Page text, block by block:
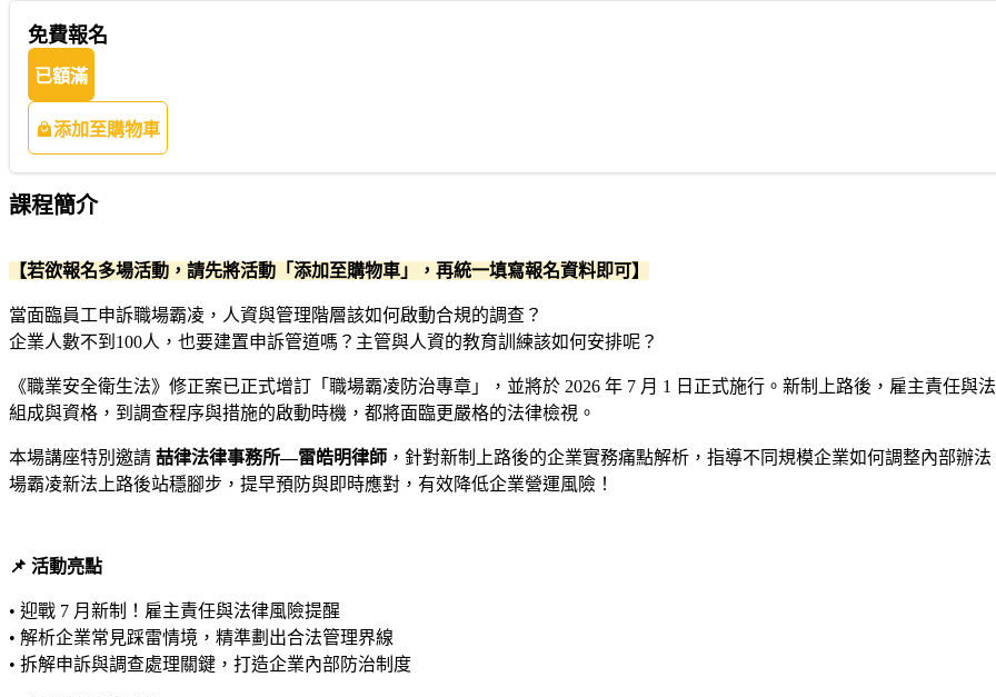
免費報名
已額滿
添加至購物車
課程簡介
【若欲報名多場活動，請先將活動「添加至購物車」，再統一填寫報名資料即可】
當面臨員工申訴職場霸凌，人資與管理階層該如何啟動合規的調查？
企業人數不到100人，也要建置申訴管道嗎？主管與人資的教育訓練該如何安排呢？
《職業安全衛生法》修正案已正式增訂「職場霸凌防治專章」，並將於 2026 年 7 月 1 日正式施行。新制上路後，雇主責任
組成與資格，到調查程序與措施的啟動時機，都將面臨更嚴格的法律檢視。
本場講座特別邀請 喆律法律事務所—雷皓明律師 ，針對新制上路後的企業實務痛點解析，指導不同規模企業如何調整內部辦
場霸凌新法上路後站穩腳步，提早預防與即時應對，有效降低企業營運風險！
📌 活動亮點
• 迎戰 7 月新制！雇主責任與法律風險提醒
• 解析企業常見踩雷情境，精準劃出合法管理界線
• 拆解申訴與調查處理關鍵，打造企業內部防治制度